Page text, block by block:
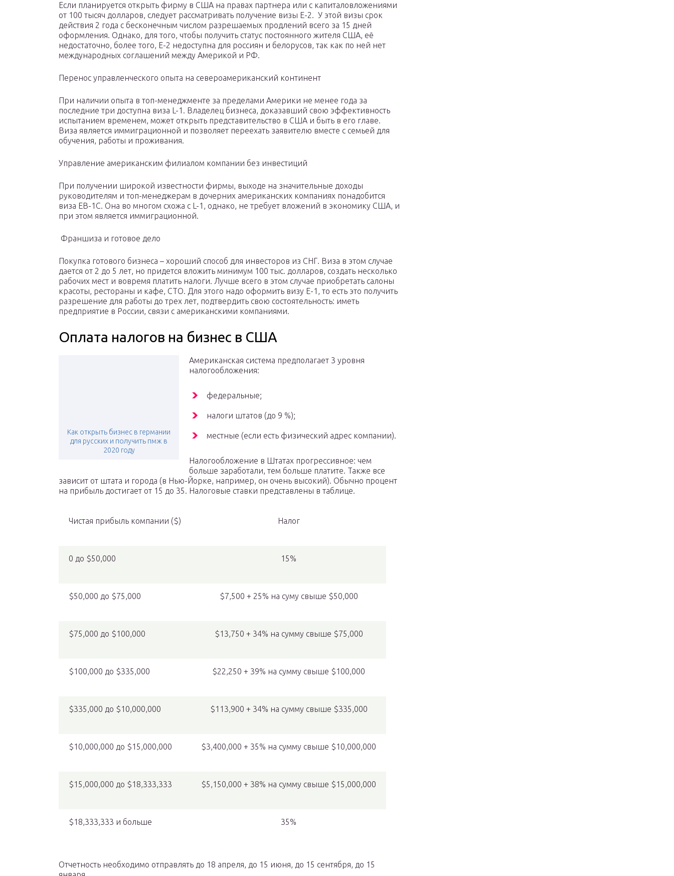
Если планируется открыть фирму в США на правах партнера или с капиталовложениями
от 100 тысяч долларов, следует рассматривать получение визы Е-2. У этой визы срок
действия 2 года с бесконечным числом разрешаемых продлений всего за 15 дней
оформления. Однако, для того, чтобы получить статус постоянного жителя США, её
недостаточно, более того, Е-2 недоступна для россиян и белорусов, так как по ней нет
международных соглашений между Америкой и РФ.
Перенос управленческого опыта на североамериканский континент
При наличии опыта в топ-менеджменте за пределами Америки не менее года за
последние три доступна виза L-1. Владелец бизнеса, доказавший свою эффективность
испытанием временем, может открыть представительство в США и быть в его главе.
Виза является иммиграционной и позволяет переехать заявителю вместе с семьей для
обучения, работы и проживания.
Управление американским филиалом компании без инвестиций
При получении широкой известности фирмы, выходе на значительные доходы
руководителям и топ-менеджерам в дочерних американских компаниях понадобится
виза EB-1C. Она во многом схожа с L-1, однако, не требует вложений в экономику США, и
при этом является иммиграционной.
Франшиза и готовое дело
Покупка готового бизнеса – хороший способ для инвесторов из СНГ. Виза в этом случае
дается от 2 до 5 лет, но придется вложить минимум 100 тыс. долларов, создать несколько
рабочих мест и вовремя платить налоги. Лучше всего в этом случае приобретать салоны
красоты, рестораны и кафе, СТО. Для этого надо оформить визу Е-1, то есть это получить
разрешение для работы до трех лет, подтвердить свою состоятельность: иметь
предприятие в России, связи с американскими компаниями.
Оплата налогов на бизнес в США
Как открыть бизнес в германии
для русских и получить пмж в
2020 году
Американская система предполагает 3 уровня
налогообложения:
федеральные;
налоги штатов (до 9 %);
местные (если есть физический адрес компании).
Налогообложение в Штатах прогрессивное: чем
больше заработали, тем больше платите. Также все
зависит от штата и города (в Нью-Йорке, например, он очень высокий). Обычно процент
на прибыль достигает от 15 до 35. Налоговые ставки представлены в таблице.
Чистая прибыль компании ($) Налог
0 до $50,000 15%
$50,000 до $75,000 $7,500 + 25% на суму свыше $50,000
$75,000 до $100,000 $13,750 + 34% на сумму свыше $75,000
$100,000 до $335,000 $22,250 + 39% на сумму свыше $100,000
$335,000 до $10,000,000 $113,900 + 34% на сумму свыше $335,000
$10,000,000 до $15,000,000 $3,400,000 + 35% на сумму свыше $10,000,000
$15,000,000 до $18,333,333 $5,150,000 + 38% на сумму свыше $15,000,000
$18,333,333 и больше 35%
Отчетность необходимо отправлять до 18 апреля, до 15 июня, до 15 сентября, до 15